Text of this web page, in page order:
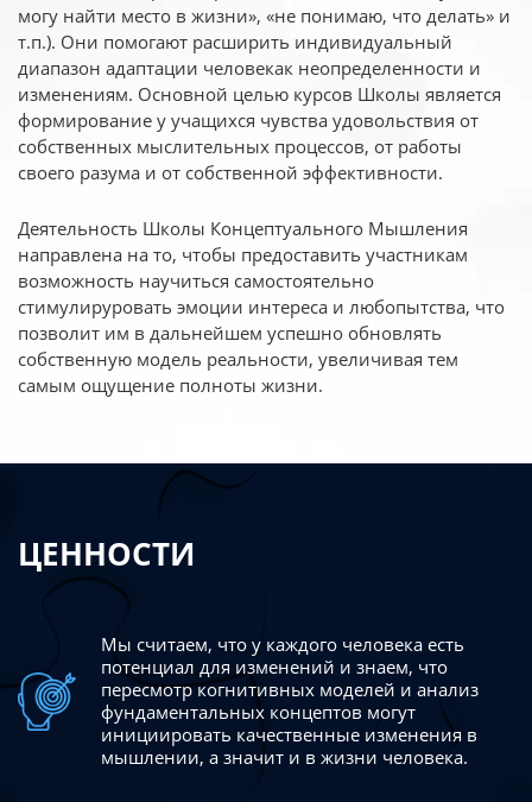
могу найти место в жизни», «не понимаю, что делать» и
т.п.). Они помогают расширить индивидуальный
диапазон адаптации человекак неопределенности и
изменениям. Основной целью курсов Школы является
формирование у учащихся чувства удовольствия от
собственных мыслительных процессов, от работы
своего разума и от собственной эффективности.
Деятельность Школы Концептуального Мышления
направлена на то, чтобы предоставить участникам
возможность научиться самостоятельно
стимулируровать эмоции интереса и любопытства, что
позволит им в дальнейшем успешно обновлять
собственную модель реальности, увеличивая тем
самым ощущение полноты жизни.
ЦЕННОСТИ
Мы считаем, что у каждого человека есть
потенциал для изменений и знаем, что
пересмотр когнитивных моделей и анализ
фундаментальных концептов могут
инициировать качественные изменения в
мышлении, а значит и в жизни человека.